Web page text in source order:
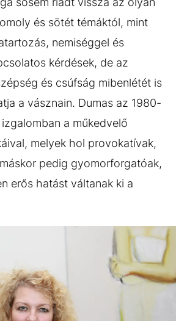
és sötét témáktól, mint
nemiséggel és
kérdések, de az
és csúfság mibenlétét is
a vásznain. Dumas az 1980-
a műkedvelő
melyek hol provokatívak,
pedig gyomorforgatóak,
erős hatást váltanak ki a